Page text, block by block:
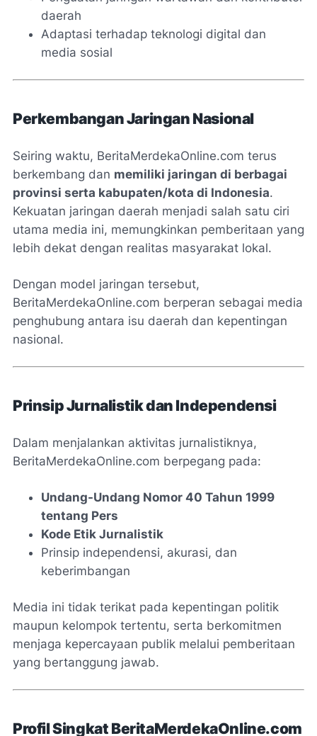
daerah
Adaptasi terhadap teknologi digital dan
media sosial
Perkembangan Jaringan Nasional
Seiring waktu, BeritaMerdekaOnline.com terus
berkembang dan memiliki jaringan di berbagai
provinsi serta kabupaten/kota di Indonesia.
Kekuatan jaringan daerah menjadi salah satu ciri
utama media ini, memungkinkan pemberitaan yang
lebih dekat dengan realitas masyarakat lokal.
Dengan model jaringan tersebut,
BeritaMerdekaOnline.com berperan sebagai media
penghubung antara isu daerah dan kepentingan
nasional.
Prinsip Jurnalistik dan Independensi
Dalam menjalankan aktivitas jurnalistiknya,
BeritaMerdekaOnline.com berpegang pada:
Undang-Undang Nomor 40 Tahun 1999
tentang Pers
Kode Etik Jurnalistik
Prinsip independensi, akurasi, dan
keberimbangan
Media ini tidak terikat pada kepentingan politik
maupun kelompok tertentu, serta berkomitmen
menjaga kepercayaan publik melalui pemberitaan
yang bertanggung jawab.
Profil Singkat BeritaMerdekaOnline.com